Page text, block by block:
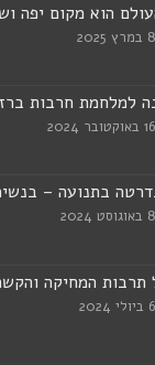
הוא מקום יפה
8 במרץ 2025
למלחמת חרבות
16 באוקטובר 2024
בתנועה –
8 באוגוסט 2024
תרבות המחיקה
6 ביולי 2024